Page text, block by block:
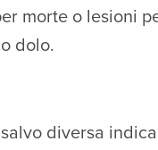
morte o lesioni
dolo.
diversa